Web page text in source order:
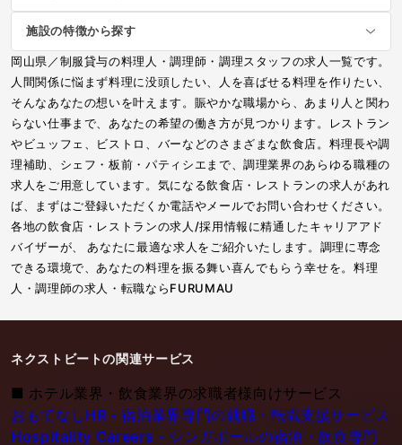
施設の特徴から探す
岡山県／制服貸与の料理人・調理師・調理スタッフの求人一覧です。
人間関係に悩まず料理に没頭したい、人を喜ばせる料理を作りたい、
そんなあなたの想いを叶えます。賑やかな職場から、あまり人と関わ
らない仕事まで、あなたの希望の働き方が見つかります。レストラン
やビュッフェ、ビストロ、バーなどのさまざまな飲食店。料理長や調
理補助、シェフ・板前・パティシエまで、調理業界のあらゆる職種の
求人をご用意しています。気になる飲食店・レストランの求人があれ
ば、まずはご登録いただくか電話やメールでお問い合わせください。
各地の飲食店・レストランの求人/採用情報に精通したキャリアアド
バイザーが、 あなたに最適な求人をご紹介いたします。調理に専念
できる環境で、あなたの料理を振る舞い喜んでもらう幸せを。料理
人・調理師の求人・転職ならFURUMAU
ネクストビートの関連サービス
■ ホテル業界・飲食業界の求職者様向けサービス
おもてなしHR - 宿泊業界専門の就職・転職支援サービス
Hospitality Careers - シンガポールの宿泊・飲食専門